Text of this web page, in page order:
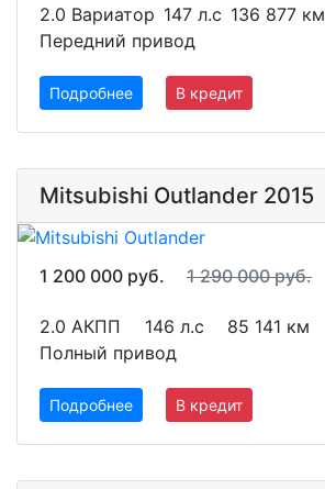
2.0 Вариатор 147 л.с 136 877 км
Передний привод
Подробнее В кредит
Mitsubishi Outlander 2015
1 200 000 руб. 1 290 000 руб.
2.0 АКПП 146 л.с 85 141 км
Полный привод
Подробнее В кредит